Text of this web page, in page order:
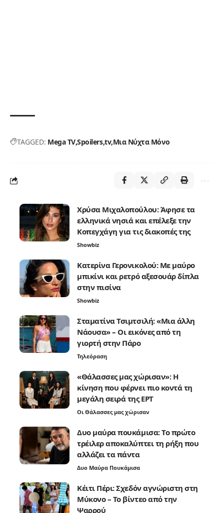
TAGGED: Mega TVSpoilerstv Μια Νύχτα Μόνο
Χρύσα Μιχαλοπούλου: Άφησε τα
ελληνικά νησιά και επέλεξε την
Κοπεγχάγη για τις διακοπές της
Showbiz
Κατερίνα Γερονικολού: Με μαύρο
μπικίνι και ρετρό αξεσουάρ δίπλα
στην πισίνα
Showbiz
Σταματίνα Τσιμτσιλή: «Μια άλλη
Νάουσα» – Οι εικόνες από τη
γιορτή στην Πάρο
Τηλεόραση
«Θάλασσες μας χώρισαν»: Η
κίνηση που φέρνει πιο κοντά τη
μεγάλη σειρά της ΕΡΤ
Οι Θάλασσες μας χώρισαν
Δυο μαύρα πουκάμισα: Το πρώτο
τρέιλερ αποκαλύπτει τη ρήξη που
αλλάζει τα πάντα
Δυο Μαύρα Πουκάμισα
Κέιτι Πέρι: Σχεδόν αγνώριστη στη
Μύκονο – Το βίντεο από την
Ψαρρού